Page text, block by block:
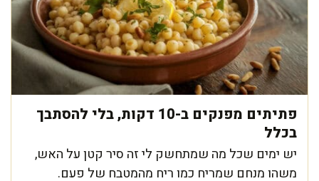
פתיתים מפנקים ב-10 דקות, בלי להסתבך
בכלל
יש ימים שכל מה שמתחשק לי זה סיר קטן על האש,
משהו מנחם שמריח כמו ריח מהמטבח של פעם.